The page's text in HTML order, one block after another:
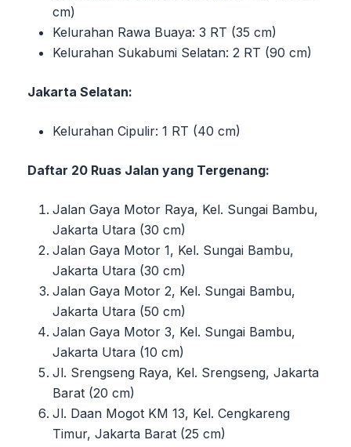
cm)
Kelurahan Rawa Buaya: 3 RT (35 cm)
Kelurahan Sukabumi Selatan: 2 RT (90 cm)
Jakarta Selatan:
Kelurahan Cipulir: 1 RT (40 cm)
Daftar 20 Ruas Jalan yang Tergenang:
Jalan Gaya Motor Raya, Kel. Sungai Bambu,
Jakarta Utara (30 cm)
Jalan Gaya Motor 1, Kel. Sungai Bambu,
Jakarta Utara (30 cm)
Jalan Gaya Motor 2, Kel. Sungai Bambu,
Jakarta Utara (50 cm)
Jalan Gaya Motor 3, Kel. Sungai Bambu,
Jakarta Utara (10 cm)
Jl. Srengseng Raya, Kel. Srengseng, Jakarta
Barat (20 cm)
Jl. Daan Mogot KM 13, Kel. Cengkareng
Timur, Jakarta Barat (25 cm)